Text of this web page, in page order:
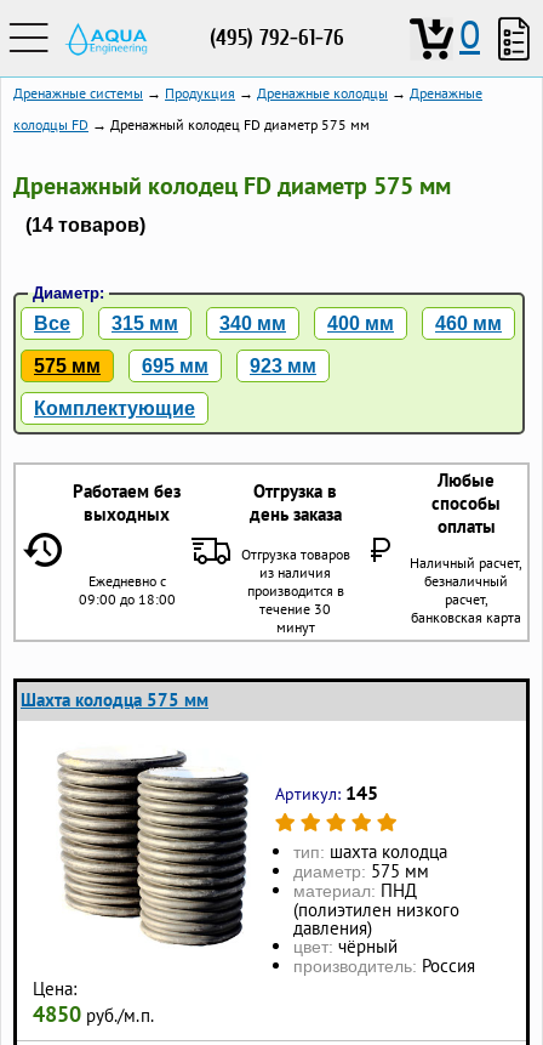
(495) 792-61-76 0
Дренажные системы → Продукция → Дренажные колодцы → Дренажные
колодцы FD → Дренажный колодец FD диаметр 575 мм
Дренажный колодец FD диаметр 575 мм
(14 товаров)
Диаметр:
Все 315 мм 340 мм 400 мм 460 мм
575 мм 695 мм 923 мм
Комплектующие
Работаем без
выходных
Отгрузка в
день заказа
Любые
способы
оплаты
Ежедневно с
09:00 до 18:00
Отгрузка товаров
из наличия
производится в
течение 30
минут
Наличный расчет,
безналичный
расчет,
банковская карта
Шахта колодца 575 мм
Цена:
4850 руб./м.п.
Артикул: 145
тип: шахта колодца
диаметр: 575 мм
материал: ПНД
(полиэтилен низкого
давления)
цвет: чёрный
производитель: Россия